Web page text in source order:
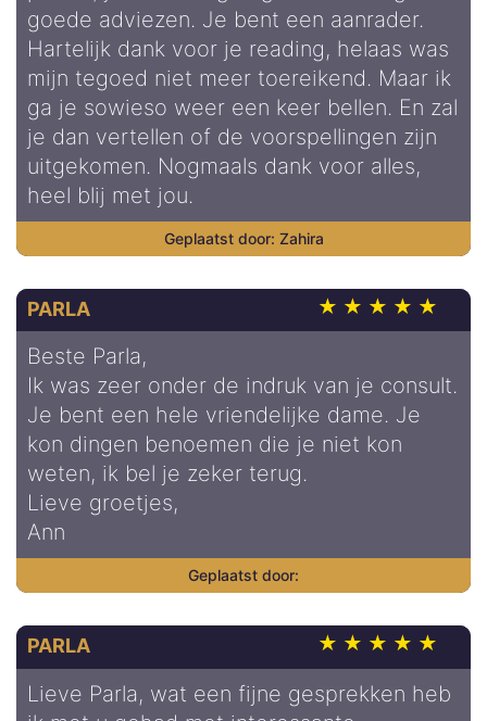
goede adviezen. Je bent een aanrader.
Hartelijk dank voor je reading, helaas was
mijn tegoed niet meer toereikend. Maar ik
ga je sowieso weer een keer bellen. En zal
je dan vertellen of de voorspellingen zijn
uitgekomen. Nogmaals dank voor alles,
heel blij met jou.
Zahira
PARLA
Beste Parla,
Ik was zeer onder de indruk van je consult.
Je bent een hele vriendelijke dame. Je
kon dingen benoemen die je niet kon
weten, ik bel je zeker terug.
Lieve groetjes,
Ann
PARLA
Lieve Parla, wat een fijne gesprekken heb